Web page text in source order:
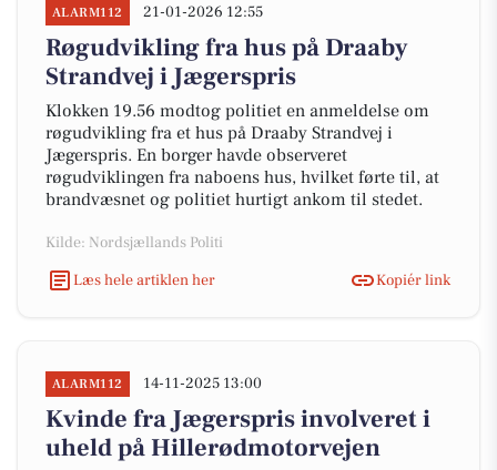
ALARM112 21-01-2026 12:55
Røgudvikling fra hus på Draaby
Strandvej i Jægerspris
Klokken 19.56 modtog politiet en anmeldelse om
røgudvikling fra et hus på Draaby Strandvej i
Jægerspris. En borger havde observeret
røgudviklingen fra naboens hus, hvilket førte til, at
brandvæsnet og politiet hurtigt ankom til stedet.
Kilde: Nordsjællands Politi
Læs hele artiklen her
Kopiér link
ALARM112 14-11-2025 13:00
Kvinde fra Jægerspris involveret i
uheld på Hillerødmotorvejen